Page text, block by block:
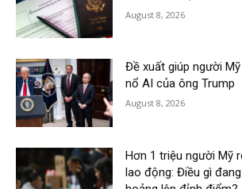
August 8, 2026
Đề xuất giúp người
nổ AI của ông Trump
August 8, 2026
Hơn 1 triệu người Mỹ
lao động: Điều gì